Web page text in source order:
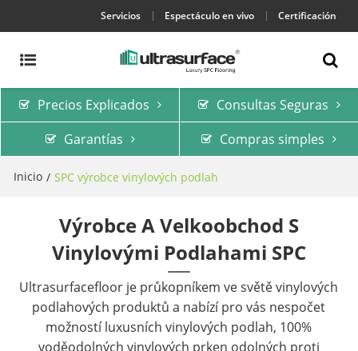
Servicios Espectáculo en vivo Certificación
Precios Explicados
Consultas Seguras
Garantías
Compras simples
Inicio / SPC výrobce vinylových podlah
Výrobce A Velkoobchod S
Vinylovými Podlahami SPC
Ultrasurfacefloor je průkopníkem ve světě vinylových
podlahových produktů a nabízí pro vás nespočet
možností luxusních vinylových podlah, 100%
voděodolných vinylových prken odolných proti